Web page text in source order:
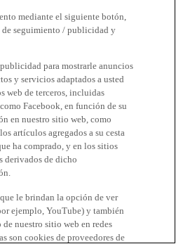
mediante el siguiente botón,
seguimiento / publicidad y
para mostrarle anuncios
y servicios adaptados a usted
web de terceros, incluidas
Facebook, en función de su
en nuestro sitio web, como
artículos agregados a su cesta
ha comprado, y en los sitios
derivados de dicho
le brindan la opción de ver
ejemplo, YouTube) y también
nuestro sitio web en redes
son cookies de proveedores de